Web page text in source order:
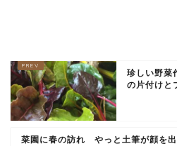
珍しい野菜
の片付けと
菜園に春の訪れ やっと土筆が顔を出